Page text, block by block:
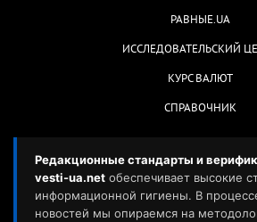
РАВНЫЕ.UA
ИССЛЕДОВАТЕЛЬСКИЙ
КУРС ВАЛЮТ
СПРАВОЧНИК
Редакционные стандарты и
vesti-ua.net обеспечивает высокие
информационной гигиены. В
новостей мы опираемся на